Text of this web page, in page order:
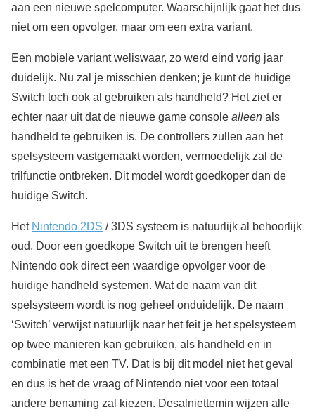
aan een nieuwe spelcomputer. Waarschijnlijk gaat het dus
niet om een opvolger, maar om een extra variant.
Een mobiele variant weliswaar, zo werd eind vorig jaar
duidelijk. Nu zal je misschien denken; je kunt de huidige
Switch toch ook al gebruiken als handheld? Het ziet er
echter naar uit dat de nieuwe game console alleen als
handheld te gebruiken is. De controllers zullen aan het
spelsysteem vastgemaakt worden, vermoedelijk zal de
trilfunctie ontbreken. Dit model wordt goedkoper dan de
huidige Switch.
Het Nintendo 2DS / 3DS systeem is natuurlijk al behoorlijk
oud. Door een goedkope Switch uit te brengen heeft
Nintendo ook direct een waardige opvolger voor de
huidige handheld systemen. Wat de naam van dit
spelsysteem wordt is nog geheel onduidelijk. De naam
‘Switch’ verwijst natuurlijk naar het feit je het spelsysteem
op twee manieren kan gebruiken, als handheld en in
combinatie met een TV. Dat is bij dit model niet het geval
en dus is het de vraag of Nintendo niet voor een totaal
andere benaming zal kiezen. Desalniettemin wijzen alle